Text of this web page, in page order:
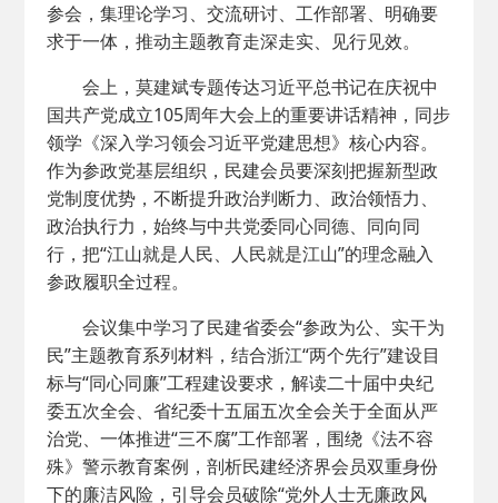
参会，集理论学习、交流研讨、工作部署、明确要
求于一体，推动主题教育走深走实、见行见效。
会上，莫建斌专题传达习近平总书记在庆祝中
国共产党成立105周年大会上的重要讲话精神，同步
领学《深入学习领会习近平党建思想》核心内容。
作为参政党基层组织，民建会员要深刻把握新型政
党制度优势，不断提升政治判断力、政治领悟力、
政治执行力，始终与中共党委同心同德、同向同
行，把“江山就是人民、人民就是江山”的理念融入
参政履职全过程。
会议集中学习了民建省委会“参政为公、实干为
民”主题教育系列材料，结合浙江“两个先行”建设目
标与“同心同廉”工程建设要求，解读二十届中央纪
委五次全会、省纪委十五届五次全会关于全面从严
治党、一体推进“三不腐”工作部署，围绕《法不容
殊》警示教育案例，剖析民建经济界会员双重身份
下的廉洁风险，引导会员破除“党外人士无廉政风